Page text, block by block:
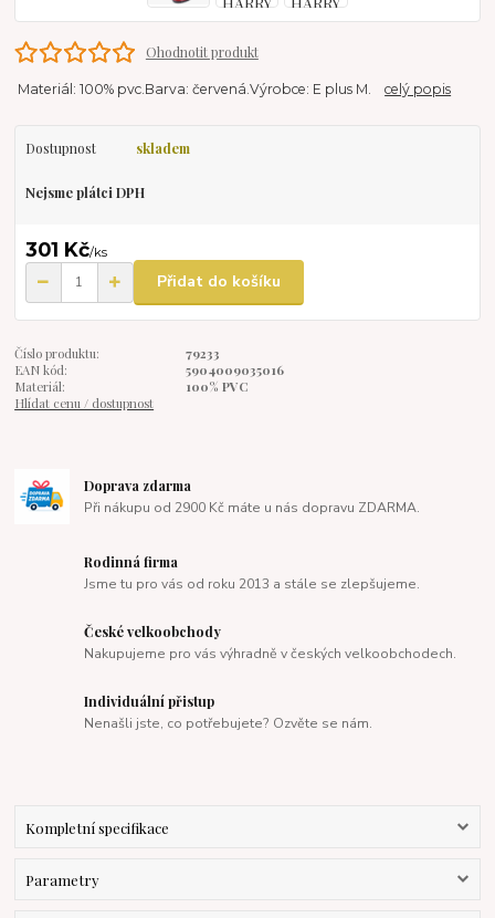
Ohodnotit produkt
Materiál: 100% pvc.Barva: červená.Výrobce: E plus M.celý popis
Dostupnost skladem
Nejsme plátci DPH
301 Kč/ks
Přidat do košíku
Číslo produktu:
79233
EAN kód:
5904009035016
Materiál:
100% PVC
Hlídat cenu / dostupnost
Doprava zdarma
Při nákupu od 2900 Kč máte u nás dopravu ZDARMA.
Rodinná firma
Jsme tu pro vás od roku 2013 a stále se zlepšujeme.
České velkoobchody
Nakupujeme pro vás výhradně v českých velkoobchodech.
Individuální přistup
Nenašli jste, co potřebujete? Ozvěte se nám.
Kompletní specifikace
Parametry